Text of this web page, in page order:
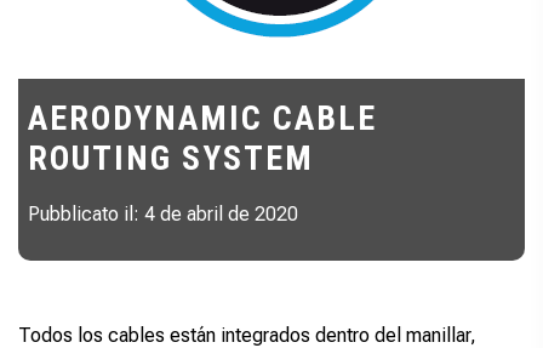
AERODYNAMIC CABLE
ROUTING SYSTEM
Pubblicato il: 4 de abril de 2020
Todos los cables están integrados dentro del manillar,